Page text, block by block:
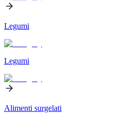
Legumi
Legumi
Alimenti surgelati